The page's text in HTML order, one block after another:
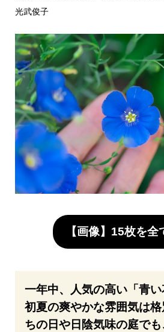
光武俊子
【画像】15枚を全
一年中、人気の高い「青
初夏の爽やかな雰囲気は
ちの日や日陰気味の庭で